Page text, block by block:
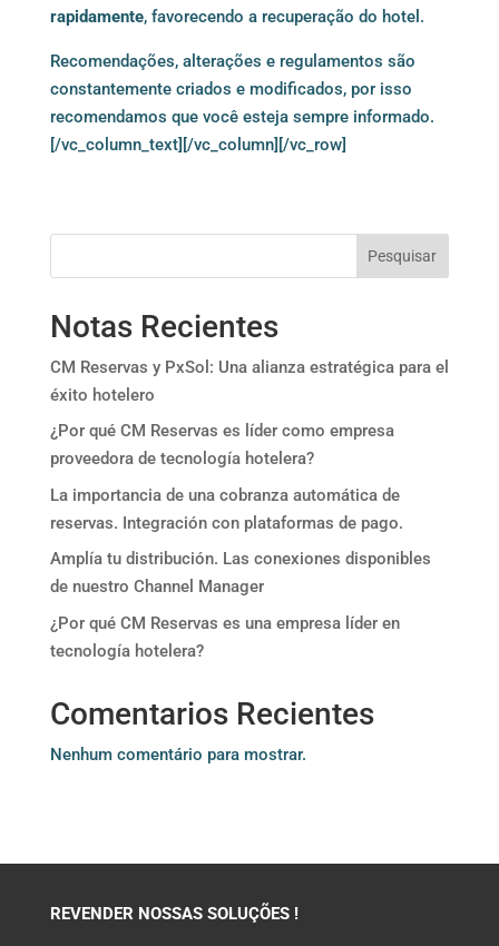
rapidamente, favorecendo a recuperação do hotel.
Recomendações, alterações e regulamentos são
constantemente criados e modificados, por isso
recomendamos que você esteja sempre informado.
[/vc_column_text][/vc_column][/vc_row]
Pesquisar
Notas Recientes
CM Reservas y PxSol: Una alianza estratégica para el
éxito hotelero
¿Por qué CM Reservas es líder como empresa
proveedora de tecnología hotelera?
La importancia de una cobranza automática de
reservas. Integración con plataformas de pago.
Amplía tu distribución. Las conexiones disponibles
de nuestro Channel Manager
¿Por qué CM Reservas es una empresa líder en
tecnología hotelera?
Comentarios Recientes
Nenhum comentário para mostrar.
REVENDER NOSSAS SOLUÇÕES !